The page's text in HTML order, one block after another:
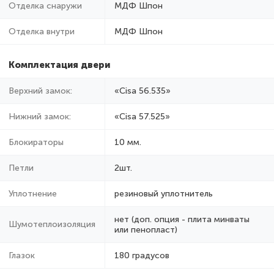
Отделка снаружи МДФ Шпон
Отделка внутри МДФ Шпон
Комплектация двери
Верхний замок: «Cisa 56.535»
Нижний замок: «Cisa 57.525»
Блокираторы 10 мм.
Петли 2шт.
Уплотнение резиновый уплотнитель
Шумотеплоизоляция
нет (доп. опция - плита минваты
или пенопласт)
Глазок 180 градусов